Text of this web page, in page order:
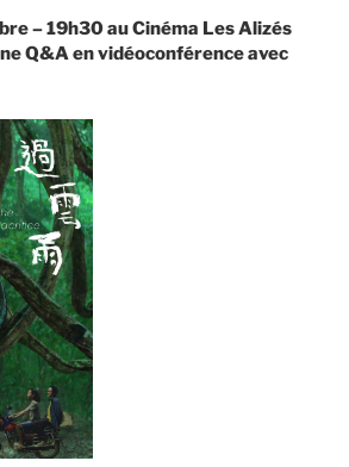
– 19h30 au Cinéma Les Alizés
Q&A en vidéoconférence avec